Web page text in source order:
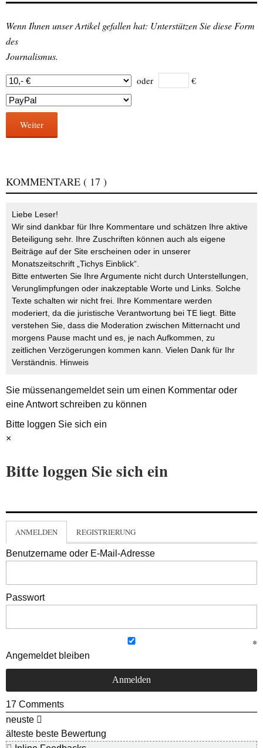
Wenn Ihnen unser Artikel gefallen hat: Unterstützen Sie diese Form
des
Journalismus.
oder €
Weiter
KOMMENTARE ( 17 )
Liebe Leser!
Wir sind dankbar für Ihre Kommentare und schätzen Ihre aktive
Beteiligung sehr. Ihre Zuschriften können auch als eigene
Beiträge auf der Site erscheinen oder in unserer
Monatszeitschrift „Tichys Einblick“.
Bitte entwerten Sie Ihre Argumente nicht durch Unterstellungen,
Verunglimpfungen oder inakzeptable Worte und Links. Solche
Texte schalten wir nicht frei. Ihre Kommentare werden
moderiert, da die juristische Verantwortung bei TE liegt. Bitte
verstehen Sie, dass die Moderation zwischen Mitternacht und
morgens Pause macht und es, je nach Aufkommen, zu
zeitlichen Verzögerungen kommen kann. Vielen Dank für Ihr
Verständnis. Hinweis
Sie müssenangemeldetsein um einen Kommentar oder
eine Antwort schreiben zu können
Bitte loggen Sie sich ein
×
Bitte loggen Sie sich ein
ANMELDEN REGISTRIERUNG
Benutzername oder E-Mail-Adresse
Passwort
Angemeldet bleiben
17 Comments
neuste
älteste beste Bewertung